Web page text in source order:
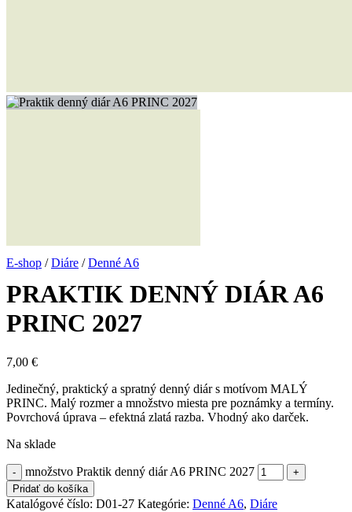
E-shop / Diáre / Denné A6
PRAKTIK DENNÝ DIÁR A6
PRINC 2027
7,00 €
Jedinečný, praktický a spratný denný diár s motívom MALÝ
PRINC. Malý rozmer a množstvo miesta pre poznámky a termíny.
Povrchová úprava – efektná zlatá razba. Vhodný ako darček.
Na sklade
množstvo Praktik denný diár A6 PRINC 2027
Pridať do košíka
Katalógové číslo: D01-27 Kategórie: Denné A6, Diáre